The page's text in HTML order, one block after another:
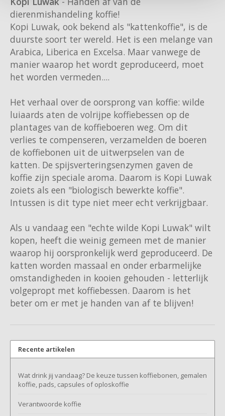
dierenmishandeling koffie!
Kopi Luwak, ook bekend als "kattenkoffie", is de
duurste soort ter wereld. Het is een melange van
Arabica, Liberica en Excelsa. Maar vanwege de
manier waarop het wordt geproduceerd, moet
het worden vermeden....
Het verhaal over de oorsprong van koffie: wilde
luiaards aten de volrijpe koffiebessen op de
plantages van de koffieboeren weg. Om dit
verlies te compenseren, verzamelden de boeren
de koffiebonen uit de uitwerpselen van de
katten. De spijsverteringsenzymen gaven de
koffie zijn speciale aroma. Daarom is Kopi Luwak
zoiets als een "biologisch bewerkte koffie".
Intussen is dit type niet meer echt verkrijgbaar.
Als u vandaag een "echte wilde Kopi Luwak" wilt
kopen, heeft die weinig gemeen met de manier
waarop hij oorspronkelijk werd geproduceerd. De
katten worden massaal en onder erbarmelijke
omstandigheden in kooien gehouden - letterlijk
volgepropt met koffiebessen. Daarom is het
beter om er met je handen van af te blijven!
Recente artikelen
Wat drink jij vandaag? De keuze tussen koffiebonen, gemalen
koffie, pads, capsules of oploskoffie
Verantwoorde koffie